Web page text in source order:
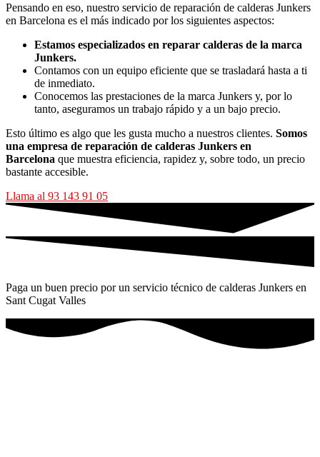
Pensando en eso, nuestro servicio de reparación de calderas Junkers
en Barcelona es el más indicado por los siguientes aspectos:
Estamos especializados en reparar calderas de la marca
Junkers.
Contamos con un equipo eficiente que se trasladará hasta a ti
de inmediato.
Conocemos las prestaciones de la marca Junkers y, por lo
tanto, aseguramos un trabajo rápido y a un bajo precio.
Esto último es algo que les gusta mucho a nuestros clientes. Somos
una empresa de reparación de calderas Junkers en
Barcelona que muestra eficiencia, rapidez y, sobre todo, un precio
bastante accesible.
Llama al 93 143 91 05
Paga un buen precio por un servicio técnico de calderas Junkers en
Sant Cugat Valles